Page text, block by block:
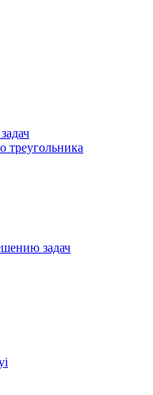
треугольника
задач